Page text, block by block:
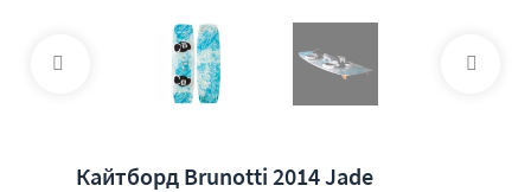
Кайтборд Brunotti 2014 Jade